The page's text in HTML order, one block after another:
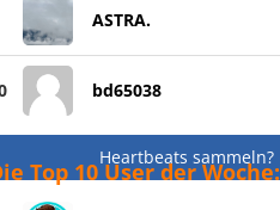
ASTRA.
bd65038
Heartbeats sammeln?
Top 10 User der Woche: